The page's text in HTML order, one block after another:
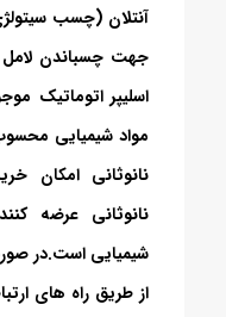
جهت چسباندن لامل
اسلیپر اتوماتیک
مواد شیمیایی
نانوثانی امکان
نانوثانی عرضه
شیمیایی است.در
از طریق راه های